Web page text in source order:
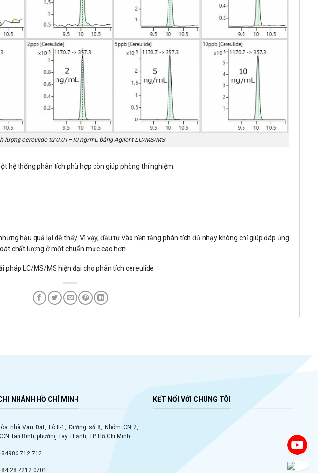
lượng cereulide từ 0.01–10 ng/mL bằng Agilent LC/MS/MS
hệ thống phân tích phù hợp còn giúp phòng thí nghiệm:
hậu quả lại dễ thấy. Vì vậy, đầu tư vào nền tảng phân tích đủ nhạy không chỉ giúp đáp ứng
chất lượng ở một chuẩn mực cao hơn.
pháp LC/MS/MS hiện đại cho phân tích cereulide
NHÁNH HỒ CHÍ MINH
nhà Vạn Đạt, Lô II-1, Đường số 8, Nhóm CN 2,
Tân Bình, phường Tây Thạnh, TP. Hồ Chí Minh
712 712
28 2212 0701
KẾT NỐI VỚI CHÚNG TÔI